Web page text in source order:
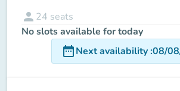
person 24 seats
No slots available for today
date_rangeNext availability:08/